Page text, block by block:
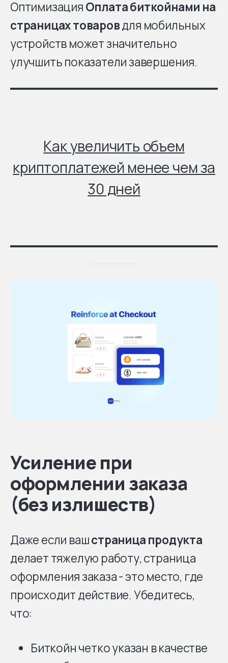
ОптимизацияОплата биткойнами на
страницах товаровдля мобильных
устройств может значительно
улучшить показатели завершения.
Как увеличить объем
криптоплатежей менее чем за
30 дней
Усиление при
оформлении заказа
(без излишеств)
Даже если вашстраница продукта
делает тяжелую работу, страница
оформления заказа - это место, где
происходит действие. Убедитесь,
что:
Биткойн четко указан в качестве